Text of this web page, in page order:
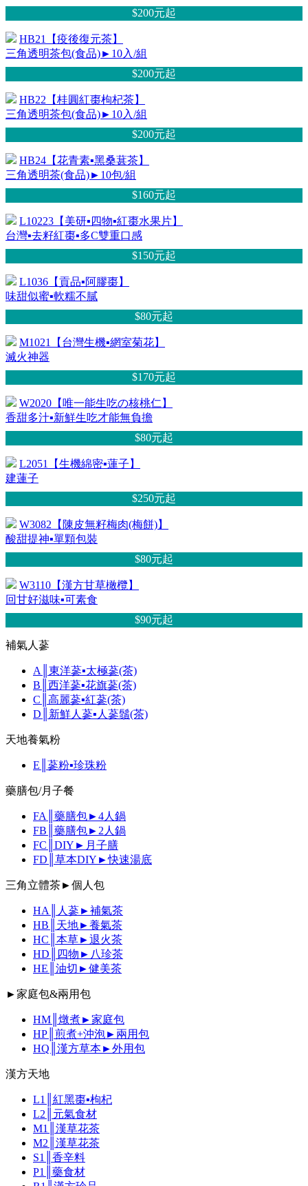
$200元起
HB21【疫後復元茶】
三角透明茶包(食品)►10入/組
$200元起
HB22【桂圓紅棗枸杞茶】
三角透明茶包(食品)►10入/組
$200元起
HB24【花青素▪黑桑葚茶】
三角透明茶(食品)►10包/組
$160元起
L10223【美研▪四物▪紅棗水果片】
台灣▪去籽紅棗▪多C雙重口感
$150元起
L1036【貢品▪阿膠棗】
味甜似蜜▪軟糯不膩
$80元起
M1021【台灣生機▪網室菊花】
滅火神器
$170元起
W2020【唯一能生吃の核桃仁】
香甜多汁▪新鮮生吃才能無負擔
$80元起
L2051【生機綿密▪蓮子】
建蓮子
$250元起
W3082【陳皮無籽梅肉(梅餅)】
酸甜提神▪單顆包裝
$80元起
W3110【漢方甘草橄欖】
回甘好滋味▪可素食
$90元起
補氣人蔘
A║東洋蔘▪太極蔘(茶)
B║西洋蔘▪花旗蔘(茶)
C║高麗蔘▪紅蔘(茶)
D║新鮮人蔘▪人蔘鬚(茶)
天地養氣粉
E║蔘粉▪珍珠粉
藥膳包/月子餐
FA║藥膳包►4人鍋
FB║藥膳包►2人鍋
FC║DIY►月子膳
FD║草本DIY►快速湯底
三角立體茶►個人包
HA║人蔘►補氣茶
HB║天地►養氣茶
HC║本草►退火茶
HD║四物►八珍茶
HE║油切►健美茶
►家庭包&兩用包
HM║燉煮►家庭包
HP║煎煮+沖泡►兩用包
HQ║漢方草本►外用包
漢方天地
L1║紅黑棗▪枸杞
L2║元氣食材
M1║漢草花茶
M2║漢草花茶
S1║香辛料
P1║藥食材